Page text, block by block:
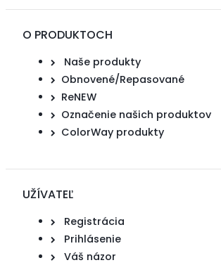
O PRODUKTOCH
Naše produkty
Obnovené/Repasované
ReNEW
Označenie našich produktov
ColorWay produkty
UŽÍVATEĽ
Registrácia
Prihlásenie
Váš názor